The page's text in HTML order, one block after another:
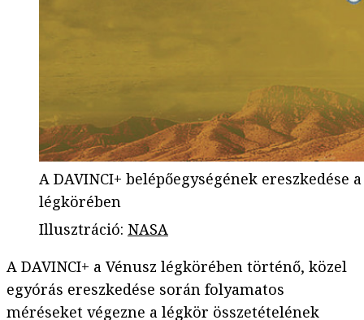
A DAVINCI+ belépőegységének ereszkedése
légkörében
Illusztráció: NASA
A DAVINCI+ a Vénusz légkörében történő, közel
egyórás ereszkedése során folyamatos
méréseket végezne a légkör összetételének